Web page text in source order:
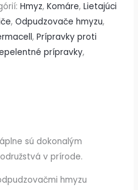
Hmyz, Komáre, Lietajúci
, Odpudzovače hmyzu,
, Prípravky proti
prípravky,
sú dokonalým
v prírode.
hmyzu